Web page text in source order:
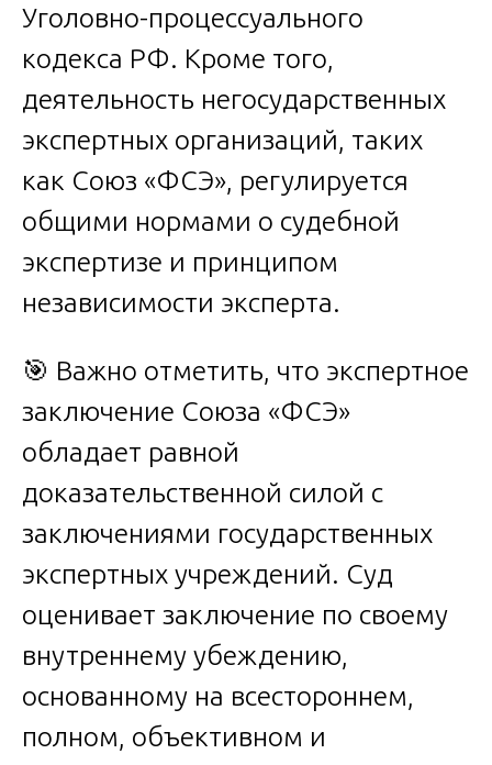
Уголовно-процессуального
кодекса РФ. Кроме того,
деятельность негосударственных
экспертных организаций, таких
как Союз «ФСЭ», регулируется
общими нормами о судебной
экспертизе и принципом
независимости эксперта.
🎯 Важно отметить, что экспертное
заключение Союза «ФСЭ»
обладает равной
доказательственной силой с
заключениями государственных
экспертных учреждений. Суд
оценивает заключение по своему
внутреннему убеждению,
основанному на всестороннем,
полном, объективном и